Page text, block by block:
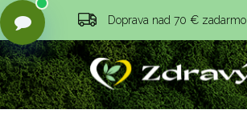
Doprava nad 70 € zadarmo